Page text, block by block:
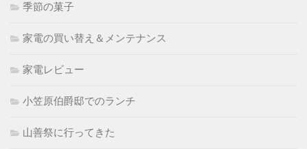
季節の菓子
家電の買い替え＆メンテナンス
家電レビュー
小笠原伯爵邸でのランチ
山善祭に行ってきた